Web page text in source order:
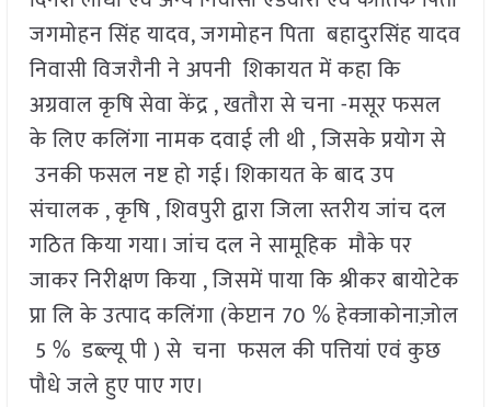
जगमोहन सिंह यादव, जगमोहन पिता बहादुरसिंह यादव
निवासी विजरौनी ने अपनी शिकायत में कहा कि
अग्रवाल कृषि सेवा केंद्र , खतौरा से चना -मसूर फसल
के लिए कलिंगा नामक दवाई ली थी , जिसके प्रयोग से
उनकी फसल नष्ट हो गई। शिकायत के बाद उप
संचालक , कृषि , शिवपुरी द्वारा जिला स्तरीय जांच दल
गठित किया गया। जांच दल ने सामूहिक मौके पर
जाकर निरीक्षण किया , जिसमें पाया कि श्रीकर बायोटेक
प्रा लि के उत्पाद कलिंगा (केप्टान 70 % हेक्जाकोनाज़ोल
5 % डब्ल्यू पी ) से चना फसल की पत्तियां एवं कुछ
पौधे जले हुए पाए गए।